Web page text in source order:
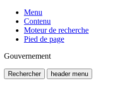
Menu
Contenu
Moteur de recherche
Pied de page
Gouvernement
Rechercher header menu